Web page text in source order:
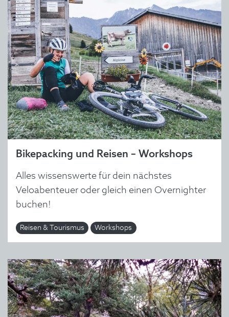
Bikepacking und Reisen – Workshops
Alles wissenswerte für dein nächstes
Veloabenteuer oder gleich einen Overnighter
buchen!
Reisen & Tourismus Workshops